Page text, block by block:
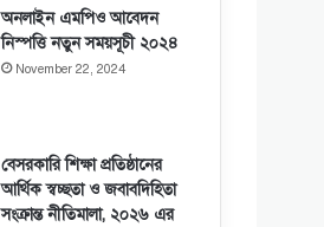
অনলাইন এমপিও আবেদন
নিস্পত্তি নতুন সময়সূচী ২০২৪
November 22, 2024
বেসরকারি শিক্ষা প্রতিষ্ঠানের
আর্থিক স্বচ্ছতা ও জবাবদিহিতা
সংক্রান্ত নীতিমালা, ২০২৬ এর